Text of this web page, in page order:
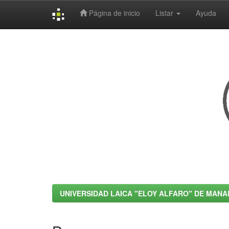
Página de inicio Listar Ayuda
UNIVERSIDAD LAICA "ELOY ALFARO" DE